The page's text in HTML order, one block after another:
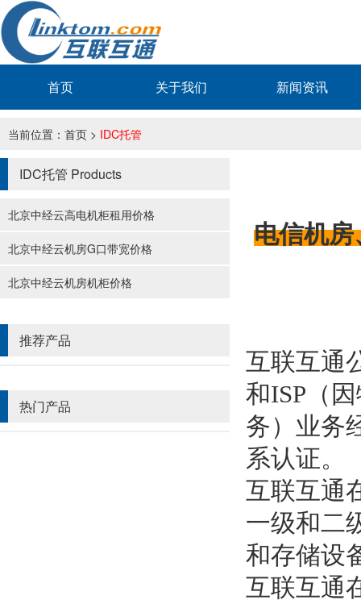
首页 关于我们 新闻资讯
当前位置： 首页 > IDC托管
IDC托管 Products
北京中经云高电机柜租用价格
北京中经云机房G口带宽价格
北京中经云机房机柜价格
推荐产品
热门产品
电信机
互联互通
和ISP（
务）业务
系认证。
互联互通
一级和二
和存储设
互联互通